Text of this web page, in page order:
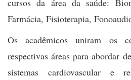
Farmácia, Fisioterapia,
Os acadêmicos uniram os
respectivas áreas para abordar
sistemas cardiovascular e